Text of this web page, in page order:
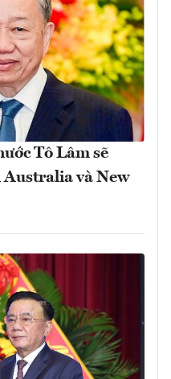
Tô Lâm sẽ
Australia và New